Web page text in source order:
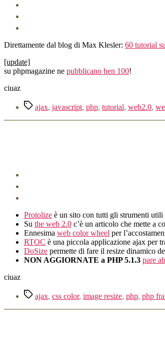
Direttamente dal blog di Max Klesler: 60 tutorial
[update]
su phpmagazine ne pubblicano ben 100!
ciuaz
Tag ajax, javascript, php, tutorial, web2.0,
Protolize è un sito con tutti gli strumenti
Su the web 2.0 c’è un articolo che mette a
Ennesima web color wheel per
RTOC è una piccola applicazione ajax per
DoSize permette di fare il resize dinamico
NON AGGIORNATE a PHP 5.1.3 pare
ciuaz
Tag ajax, css color, image resize, php, php